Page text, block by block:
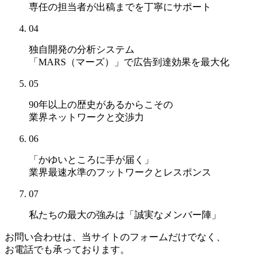
専任の担当者が出稿までを丁寧にサポート
04
独自開発の分析システム
「MARS（マーズ）」 で広告到達効果を最大化
05
90年以上の歴史があるからこその
業界ネットワークと交渉力
06
「かゆいところに手が届く」
業界最速水準のフットワークとレスポンス
07
私たちの最大の強みは 「誠実なメンバー陣」
お問い合わせは、当サイトのフォームだけでなく、
お電話でも承っております。